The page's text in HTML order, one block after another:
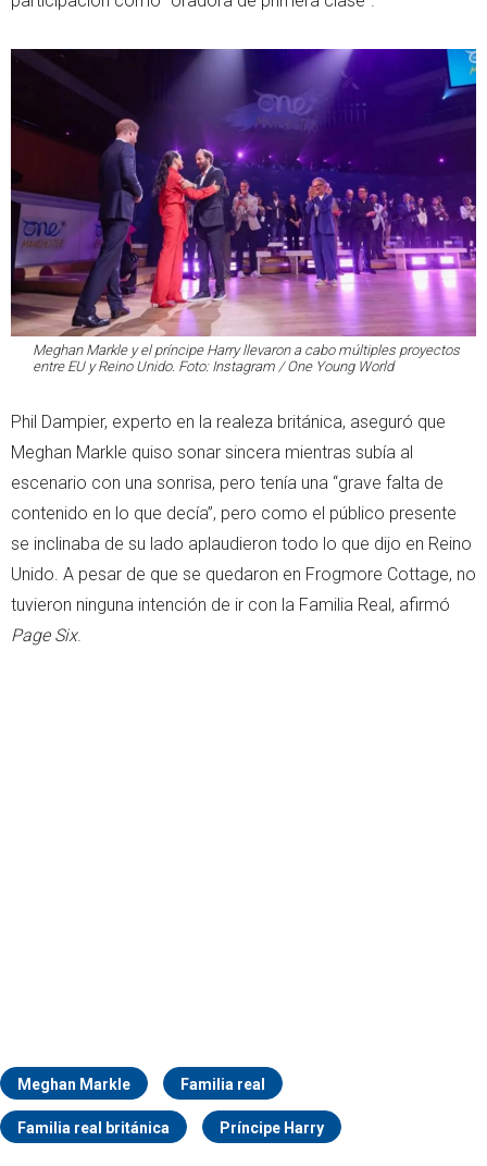
Meghan Markle y el príncipe Harry llevaron a cabo múltiples proyectos
entre EU y Reino Unido. Foto: Instagram / One Young World
Phil Dampier, experto en la realeza británica, aseguró que
Meghan Markle quiso sonar sincera mientras subía al
escenario con una sonrisa, pero tenía una “grave falta de
contenido en lo que decía”, pero como el público presente
se inclinaba de su lado aplaudieron todo lo que dijo en Reino
Unido. A pesar de que se quedaron en Frogmore Cottage, no
tuvieron ninguna intención de ir con la Familia Real, afirmó
Page Six.
Meghan Markle Familia real
Familia real británica Príncipe Harry